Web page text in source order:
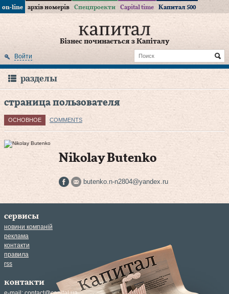
on-line архів номерів Спецпроекти Capital time Капитал 500
Бізнес починається з Капіталу
Войти
разделы
страница пользователя
ОСНОВНОЕ COMMENTS
Nikolay Butenko
butenko.n-n2804@yandex.ru
сервисы
новини компаній
реклама
контакти
правила
rss
контакти